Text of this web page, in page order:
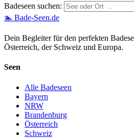
Badeseen suchen:
🏊 Bade-Seen.de
Dein Begleiter für den perfekten
Österreich, der Schweiz und Europa.
Seen
Alle Badeseen
Bayern
NRW
Brandenburg
Österreich
Schweiz